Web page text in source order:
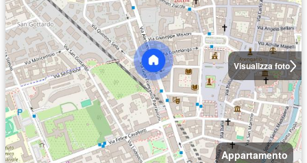
Visualizza foto
Appartamento